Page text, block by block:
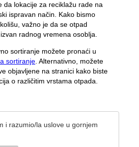
Uputstva za sortiranje
da lokacije za reciklažu rade na
ispravan način. Kako bismo
važno je da se otpad
radnog vremena osoblja.
sortiranje možete pronaći u
sortiranje. Alternativno, možete
objavljene na stranici kako biste
o različitim vrstama otpada.
i razumio/la uslove u gornjem